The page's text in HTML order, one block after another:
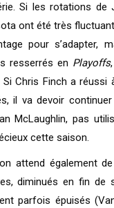
Si les rotations de
ont été très
pour s’adapter,
resserrés en Playoffs
Chris Finch a réussi
il va devoir
McLaughlin, pas
cette saison.
attend également
diminués en fin de
parfois épuisés